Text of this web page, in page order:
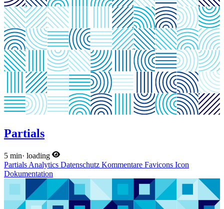
Partials
5 min· loading
Partials Analytics Datenschutz Kommentare Favicons Icon
Dokumentation